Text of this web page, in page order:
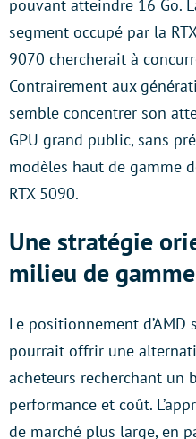
pouvant atteindre 16 Go.
segment occupé par la
9070 chercherait à
Contrairement aux
semble concentrer son
GPU grand public, sans
modèles haut de gamme
RTX 5090.
Une stratégie
milieu de gamme
Le positionnement
pourrait offrir une
acheteurs recherchant un
performance et coût.
de marché plus large, en